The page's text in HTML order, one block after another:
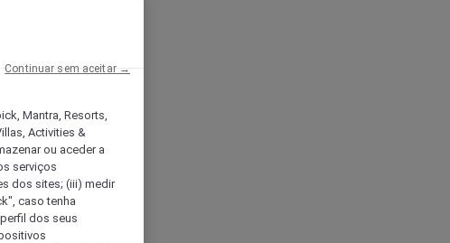
Mantra, Resorts,
Activities &
ou aceder a
serviços
dos sites; (iii) medir
caso tenha
dos seus
Continuar sem aceitar →